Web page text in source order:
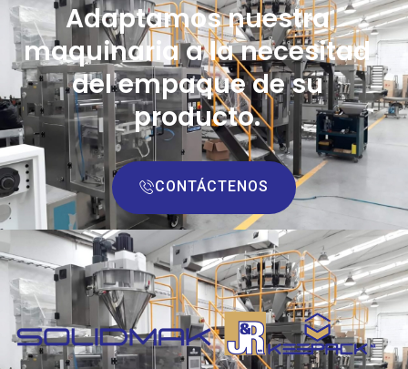
Adaptamos nuestra
maquinaria a la necesitad
del empaque de su
producto.
CONTÁCTENOS